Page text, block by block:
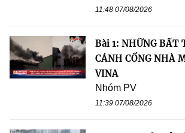
11:48 07/08/2026
Bài 1: NHỮNG BẤT
CÁNH CỔNG NHÀ
VINA
Nhóm PV
11:39 07/08/2026